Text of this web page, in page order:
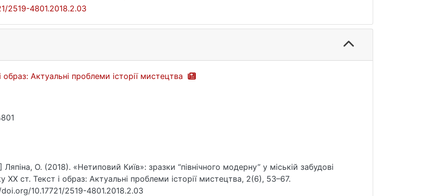
2519-4801.2018.2.03
образ: Актуальні проблеми історії мистецтва
Ляпіна, О. (2018). «Нетиповий Київ»: зразки “північного модерну” у міській забудові
ХХ ст. Текст і образ: Актуальні проблеми історії мистецтва, 2(6), 53–67.
10.17721/2519-4801.2018.2.03